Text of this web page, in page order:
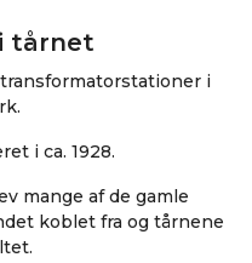
tårnet
i
i ca. 1928.
mange af de gamle
koblet fra og tårnene